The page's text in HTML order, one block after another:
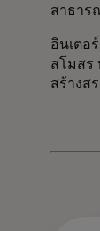
สาธาร
อินเตอ
สโมสร
สร้างส